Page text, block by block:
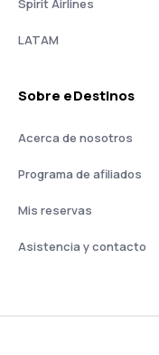
Spirit Airlines
LATAM
Sobre eDestinos
Acerca de nosotros
Programa de afiliados
Mis reservas
Asistencia y contacto